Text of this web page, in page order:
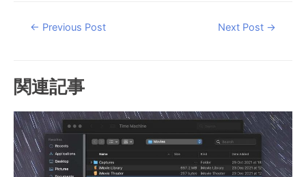
Post← Previous Post Next Post →
関連記事